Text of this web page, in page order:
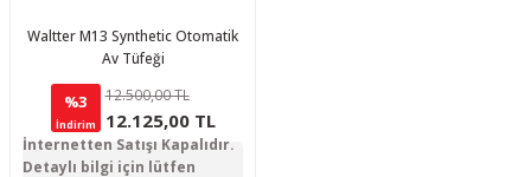
Waltter M13 Synthetic Otomatik
Av Tüfeği
%3
İndirim
12.500,00 TL
12.125,00 TL
İnternetten Satışı Kapalıdır.
Detaylı bilgi için lütfen